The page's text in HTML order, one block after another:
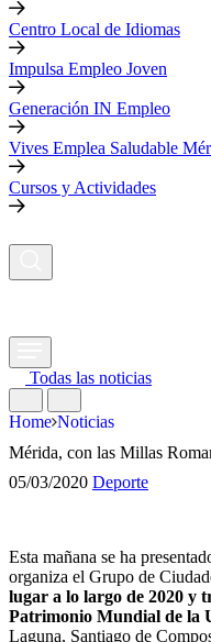
Centro Local de Idiomas
Impulsa Empleo Joven
Generación IN Empleo
Vives Emplea Saludable
Cursos y Actividades
Todas las noticias
Home Noticias
Mérida, con las Millas
05/03/2020 Deporte
Esta mañana se ha
organiza el Grupo de
lugar a lo largo de 2020 y
Patrimonio Mundial de la
Laguna, Santiago de